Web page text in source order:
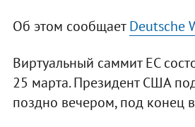
Об этом сообщаетDeutsche
Виртуальный саммит ЕС
25 марта. Президент США
поздно вечером, под конец